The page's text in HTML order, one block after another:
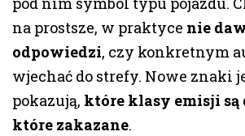
na prostsze, w praktyce nie
odpowiedzi, czy konkretnym
wjechać do strefy. Nowe znaki
pokazują, które klasy emisji są
które zakazane.